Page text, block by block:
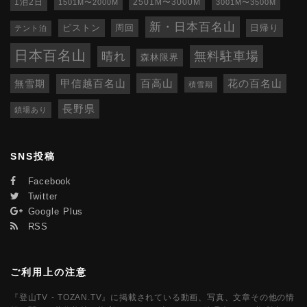
1501M〜2000M 2501M〜3000M 3001M〜3500M
テント泊 ピストン 周回 新・日本百名山 日帰り
日本百名山 晴れ 森林限界 無料駐車場
無雪期 甲信越百名山 百高山 積雪期 花の百名山
鎖場あり 長野県
SNS投稿
Facebook
Twitter
Google Plus
RSS
ご利用上の注意
『登山TV - TOZAN.TV』に掲載されている動画、写真、文章その他の情